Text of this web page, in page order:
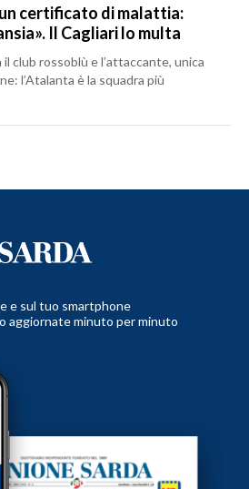
certificato di malattia:
Il Cagliari lo multa
club rossoblù e l’attaccante, unica
l’Atalanta è la squadra più
e sul tuo smartphone
aggiornate minuto per minuto